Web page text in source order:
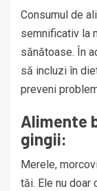
Consumul de
semnificativ la
sănătoase. În
să incluzi în
preveni
Alimente
gingii:
Merele,
tăi. Ele nu